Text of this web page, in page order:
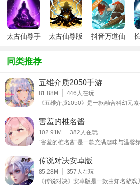
【太古仙尊手游官方正版玩法】
1. 日常修行：完成每日修炼任务，提
技能和心法。
2. 副本挑战：单人或组队挑战各类副
具。
3. 门派任务：参与门派活动，贡献门
锁更多特权。
太古仙尊手
太古仙尊版
抖音万道仙
同类推荐
五维介质2050手游
81.88M 446 人在玩
《五维介质2050》是一款融合科幻元素
害羞的椎名酱
102.91M 382 人在玩
“害羞的椎名酱”是一款充满趣味与温馨氛
传说对决安卓版
85.28M 357 人在玩
《传说对决》安卓版是一款由知名游戏